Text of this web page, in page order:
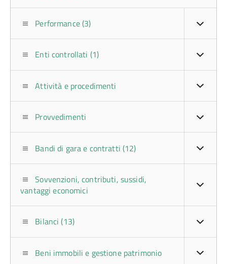
Performance (3)
Enti controllati (1)
Attività e procedimenti
Provvedimenti
Bandi di gara e contratti (12)
Sovvenzioni, contributi, sussidi,
vantaggi economici
Bilanci (13)
Beni immobili e gestione patrimonio